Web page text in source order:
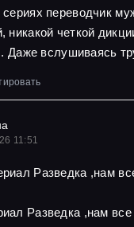
переводчик
никакой четкой
Даже вслушиваясь
11:51
Разведка ,нам
Разведка ,нам все